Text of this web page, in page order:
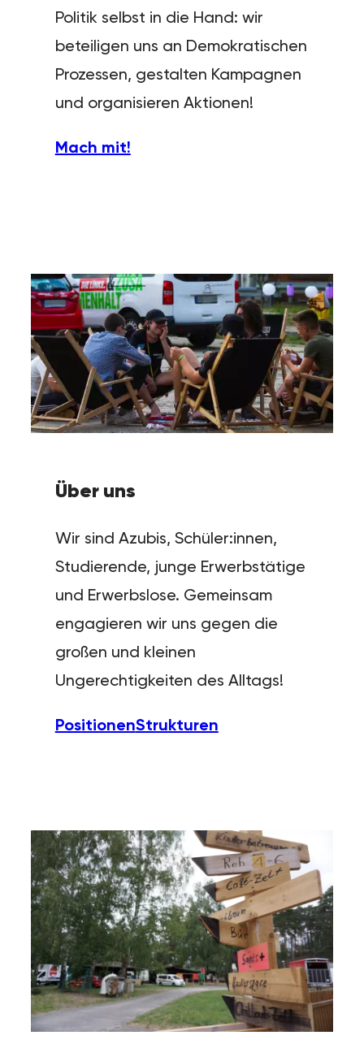
Politik selbst in die Hand: wir
beteiligen uns an Demokratischen
Prozessen, gestalten Kampagnen
und organisieren Aktionen!
Mach mit!
Über uns
Wir sind Azubis, Schüler:innen,
Studierende, junge Erwerbstätige
und Erwerbslose. Gemeinsam
engagieren wir uns gegen die
großen und kleinen
Ungerechtigkeiten des Alltags!
PositionenStrukturen